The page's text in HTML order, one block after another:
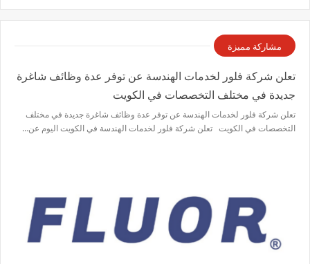
مشاركة مميزة
تعلن شركة فلور لخدمات الهندسة عن توفر عدة وظائف شاغرة
جديدة في مختلف التخصصات في الكويت
تعلن شركة فلور لخدمات الهندسة عن توفر عدة وظائف شاغرة جديدة في مختلف
التخصصات في الكويت تعلن شركة فلور لخدمات الهندسة في الكويت اليوم عن…